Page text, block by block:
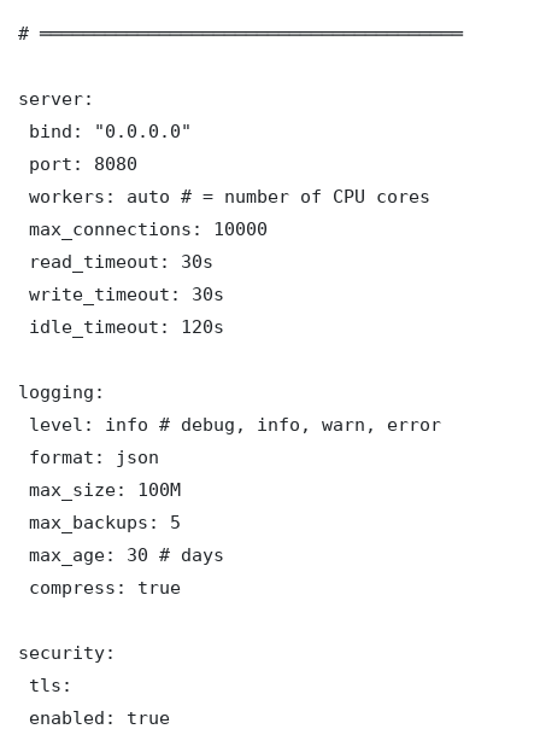
# ═══════════════════════════════════════
server:
bind: "0.0.0.0"
port: 8080
workers: auto # = number of CPU cores
max_connections: 10000
read_timeout: 30s
write_timeout: 30s
idle_timeout: 120s
logging:
level: info # debug, info, warn, error
format: json
max_size: 100M
max_backups: 5
max_age: 30 # days
compress: true
security:
tls:
enabled: true